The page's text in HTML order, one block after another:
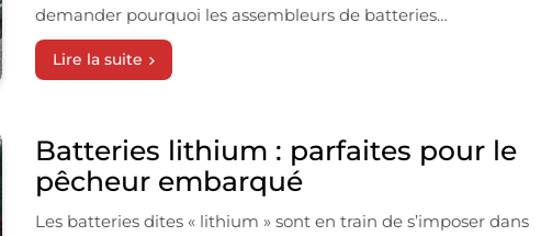
demander pourquoi les assembleurs de batteries…
Lire la suite
Batteries lithium : parfaites pour le
pêcheur embarqué
Les batteries dites « lithium » sont en train de s’imposer dans